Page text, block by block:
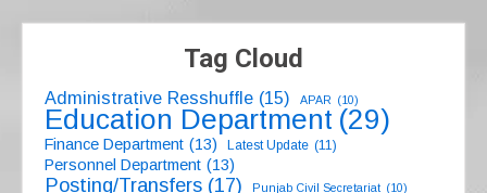
Tag Cloud
Administrative Resshuffle (15) APAR (10)
Education Department (29)
Finance Department (13) Latest Update (11)
Personnel Department (13)
Posting/Transfers (17) Punjab Civil Secretariat (10)